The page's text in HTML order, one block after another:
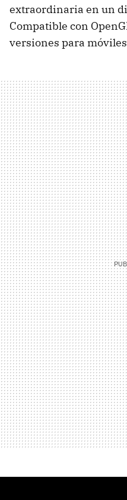
extraordinaria en un
Compatible con
versiones para